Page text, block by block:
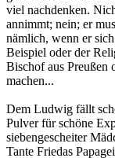
viel nachdenken.
annimmt; nein; er
nämlich, wenn er
Beispiel oder der
Bischof aus Preußen
machen...
Dem Ludwig fällt
Pulver für schöne
siebengescheiter
Tante Friedas